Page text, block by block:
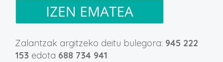
Zalantzak argitzeko deitu bulegora: 945 222
153 edota 688 734 941